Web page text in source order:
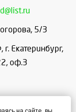
5/3
Екатеринбург,
оф.3